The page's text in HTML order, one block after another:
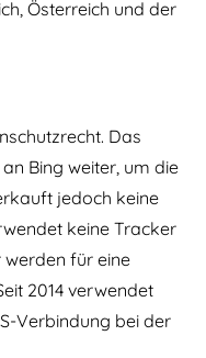
Österreich und der
Das
Bing weiter, um die
jedoch keine
keine Tracker
werden für eine
2014 verwendet
Verbindung bei der